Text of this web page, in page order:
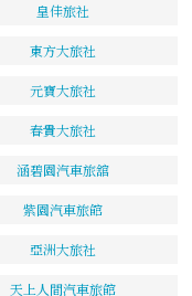
皇佳旅社
東方大旅社
元寶大旅社
春貴大旅社
涵碧園汽車旅舘
紫園汽車旅館
亞洲大旅社
天上人間汽車旅館